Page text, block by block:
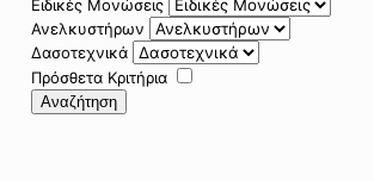
Ειδικές Μονώσεις
Ανελκυστήρων
Δασοτεχνικά
Πρόσθετα Κριτήρια
Αναζήτηση